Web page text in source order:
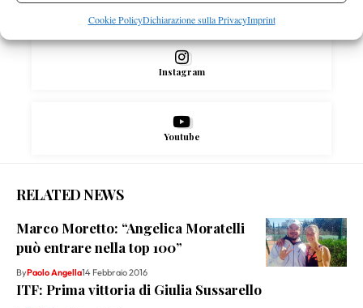
Cookie PolicyDichiarazione sulla PrivacyImprint
X
Instagram
Youtube
RELATED NEWS
Marco Moretto: “Angelica Moratelli
può entrare nella top 100”
ByPaolo Angella14 Febbraio 2016
ITF: Prima vittoria di Giulia Sussarello